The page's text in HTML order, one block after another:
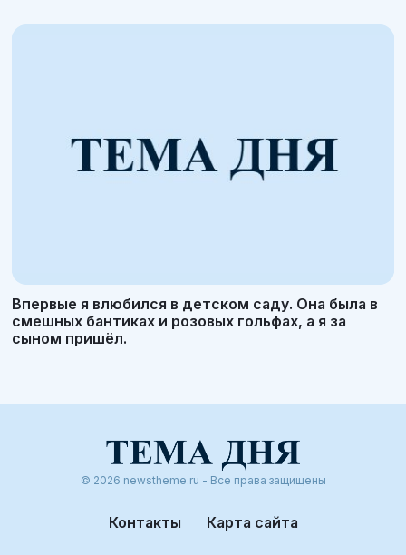
Впервые я влюбился в детском саду. Она была в
смешных бантиках и розовых гольфах, а я за
сыном пришёл.
© 2026 newstheme.ru - Все права защищены
Контакты Карта сайта